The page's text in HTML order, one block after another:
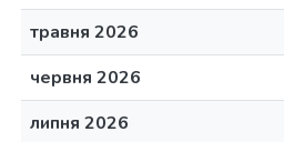
травня 2026
червня 2026
липня 2026